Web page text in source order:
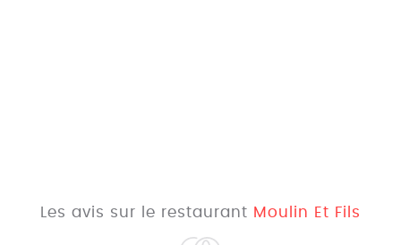
Les avis sur le restaurant Moulin Et Fils